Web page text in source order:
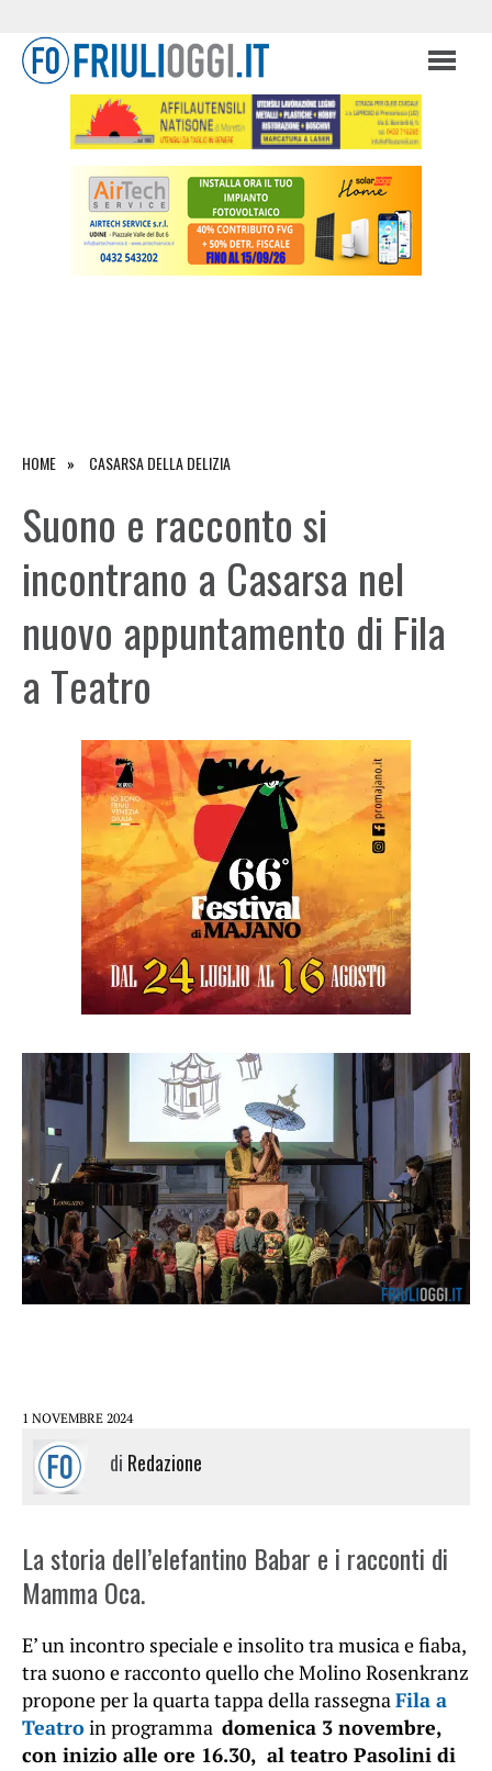
HOME CASARSA DELLA DELIZIA
Suono e racconto si
incontrano a Casarsa nel
nuovo appuntamento di Fila
a Teatro
1 NOVEMBRE 2024
di Redazione
La storia dell’elefantino Babar e i racconti di
Mamma Oca.
E’ un incontro speciale e insolito tra musica e fiaba,
tra suono e racconto quello che Molino Rosenkranz
propone per la quarta tappa della rassegnaFila a
Teatroin programma domenica 3 novembre,
con inizio alle ore 16.30, al teatro Pasolini di